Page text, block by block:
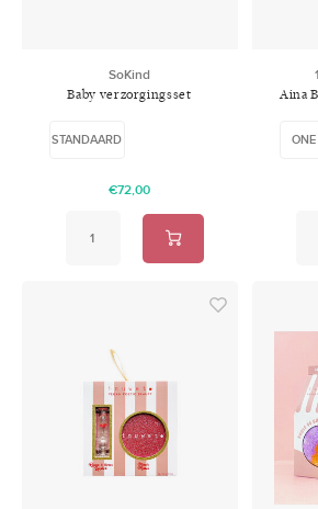
SoKind
Baby verzorgingsset
STANDAARD
€72,00
Aina